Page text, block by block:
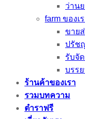
ว่าน
farm ของเ
ขาย
ปรัช
รับจั
บรร
ร้านค้าของเรา
รวมบทความ
ตำราฟรี